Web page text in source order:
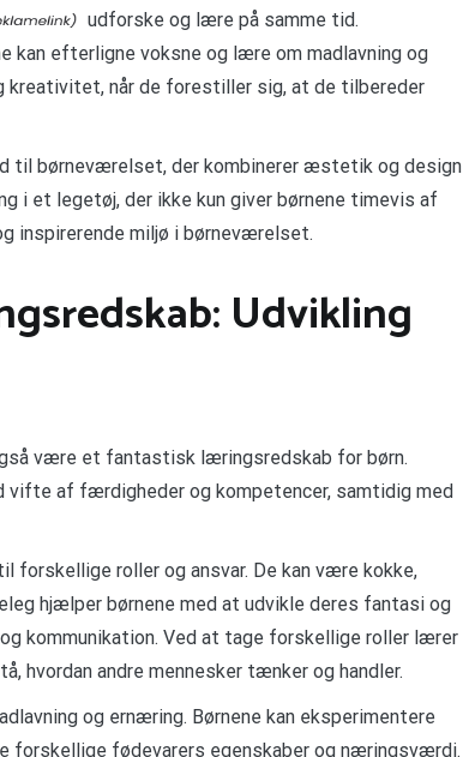
udforske og lære på samme tid.
kan efterligne voksne og lære om madlavning og
kreativitet, når de forestiller sig, at de tilbereder
til børneværelset, der kombinerer æstetik og design
i et legetøj, der ikke kun giver børnene timevis af
inspirerende miljø i børneværelset.
Udvikling
være et fantastisk læringsredskab for børn.
vifte af færdigheder og kompetencer, samtidig med
forskellige roller og ansvar. De kan være kokke,
hjælper børnene med at udvikle deres fantasi og
kommunikation. Ved at tage forskellige roller lærer
hvordan andre mennesker tænker og handler.
og ernæring. Børnene kan eksperimentere
forskellige fødevarers egenskaber og næringsværdi.